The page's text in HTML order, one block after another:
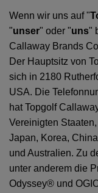
Wenn wir uns auf "
"unser" oder "uns"
Callaway Brands
Der Hauptsitz von
sich in 2180
USA. Die
hat Topgolf
Vereinigten
Japan, Korea,
und Australien. Zu
unter anderem die
Odyssey® und